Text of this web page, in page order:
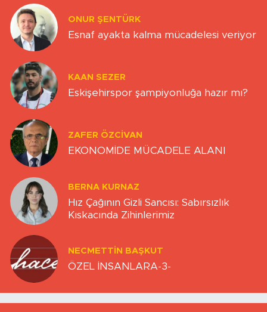
ONUR ŞENTÜRK
Esnaf ayakta kalma mücadelesi veriyor
KAAN SEZER
Eskişehirspor şampiyonluğa hazır mı?
ZAFER ÖZCIVAN
EKONOMİDE MÜCADELE ALANI
BERNA KURNAZ
Hız Çağının Gizli Sancısı: Sabırsızlık
Kıskacında Zihinlerimiz
NECMETTIN BAŞKUT
ÖZEL İNSANLARA-3-